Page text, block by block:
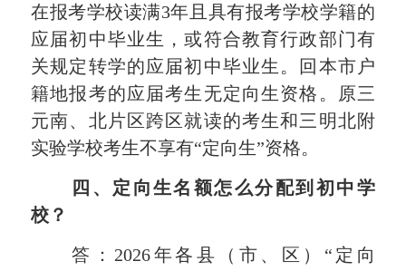
在报考学校读满3年且具有报考学校学籍的
应届初中毕业生，或符合教育行政部门有
关规定转学的应届初中毕业生。回本市户
籍地报考的应届考生无定向生资格。原三
元南、北片区跨区就读的考生和三明北附
实验学校考生不享有“定向生”资格。
四、定向生名额怎么分配到初中学
校？
答：2026年各县（市、区）“定向